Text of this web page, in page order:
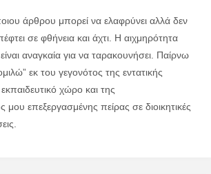
άρθρου μπορεί να ελαφρύνει αλλά δεν
σε φθήνεια και άχτι. Η αιχμηρότητα
αναγκαία για να ταρακουνήσει. Παίρνω
εκ του γεγονότος της εντατικής
χώρο και της
μου επεξεργασμένης πείρας σε διοικητικές